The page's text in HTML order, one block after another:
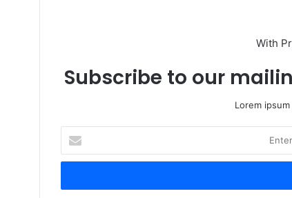
With
Subscribe to our
Lorem
t
r